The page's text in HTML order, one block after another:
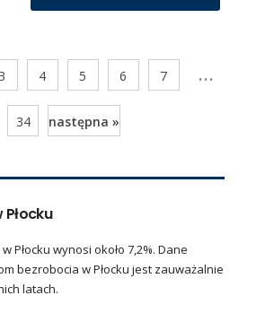
3 4 5 6 7 ...
34 następna »
Płocku wynosi około 7,2%. Dane
bezrobocia w Płocku jest zauważalnie
latach.